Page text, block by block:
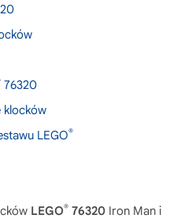
76320
klocków
LEGO®
LEGO® 76320 Iron Man i